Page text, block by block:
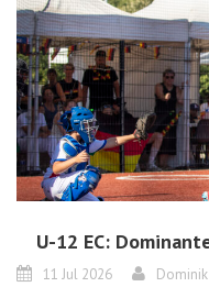
U-12 EC:
11 Jul 2026